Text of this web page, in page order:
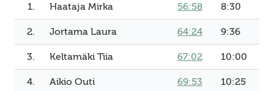
1. Haataja Mirka 56:58 8:30
2. Jortama Laura 64:24 9:36
3. Keltamäki Tiia 67:02 10:00
4. Aikio Outi 69:53 10:25